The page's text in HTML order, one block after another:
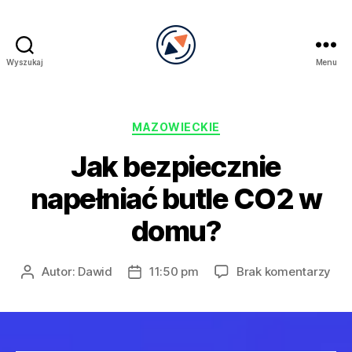
Wyszukaj Menu
Kategorie
MAZOWIECKIE
Jak bezpiecznie
napełniać butle CO2 w
domu?
AutorAutor: Dawid
Data11:50 pm Brak komentarzy